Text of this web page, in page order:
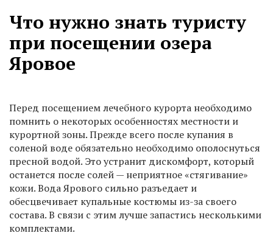
Что нужно знать туристу
при посещении озера
Яровое
Перед посещением лечебного курорта необходимо
помнить о некоторых особенностях местности и
курортной зоны. Прежде всего после купания в
соленой воде обязательно необходимо ополоснуться
пресной водой. Это устранит дискомфорт, который
останется после солей — неприятное «стягивание»
кожи. Вода Ярового сильно разъедает и
обесцвечивает купальные костюмы из-за своего
состава. В связи с этим лучше запастись несколькими
комплектами.